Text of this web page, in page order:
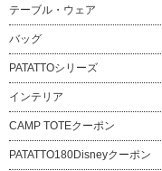
テーブル・ウェア
バッグ
PATATTOシリーズ
インテリア
CAMP TOTEクーポン
PATATTO180Disneyクーポン